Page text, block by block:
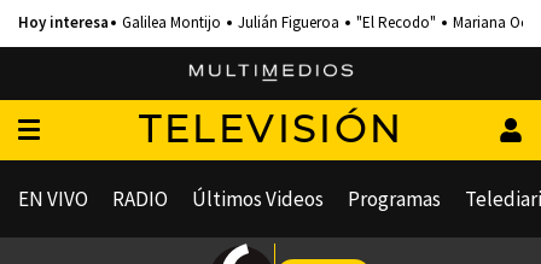
Galilea Montijo Julián Figueroa "El Recodo" Mariana
TELEVISIÓN
EN VIVO RADIO Últimos Videos Programas